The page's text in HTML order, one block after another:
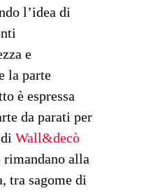
l’idea di
e
la parte
è espressa
da parati per
Wall&decò
alla
tra sagome di